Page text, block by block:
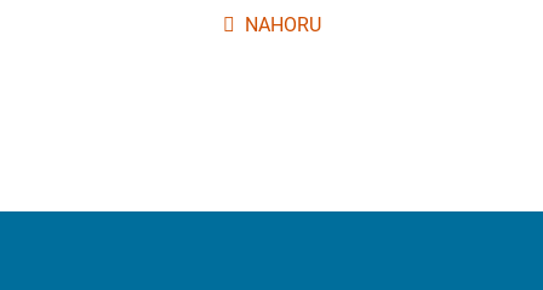
l
á
k
NAHORU